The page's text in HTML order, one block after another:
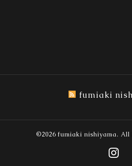
fumiaki
©2026 fumiaki nishiyama. All